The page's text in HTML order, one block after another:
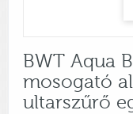
BWT Aqua
mosogató
ultarszűrő